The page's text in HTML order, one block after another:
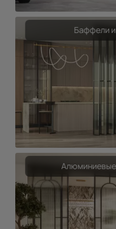
Баффели
Алюминиевые